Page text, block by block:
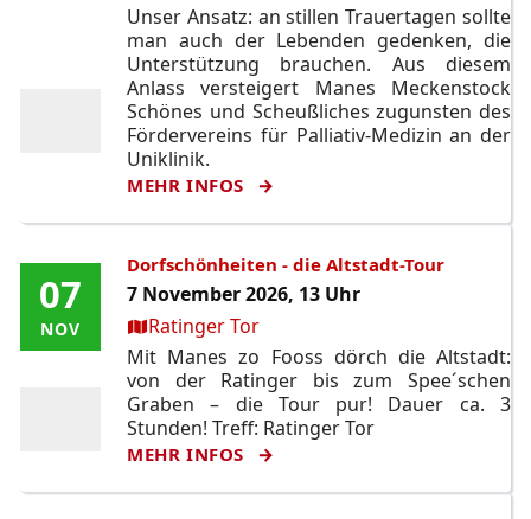
Unser Ansatz: an stillen Trauertagen sollte
man auch der Lebenden gedenken, die
Unterstützung brauchen. Aus diesem
Anlass versteigert Manes Meckenstock
Schönes und Scheußliches zugunsten des
Fördervereins für Palliativ-Medizin an der
Uniklinik.
MEHR INFOS
07
NOV
07
NOV
Dorfschönheiten - die Altstadt-Tour
7 November 2026, 13 Uhr
Ort:Ratinger Tor
Mit Manes zo Fooss dörch die Altstadt:
von der Ratinger bis zum Spee´schen
Graben – die Tour pur! Dauer ca. 3
Stunden! Treff: Ratinger Tor
MEHR INFOS